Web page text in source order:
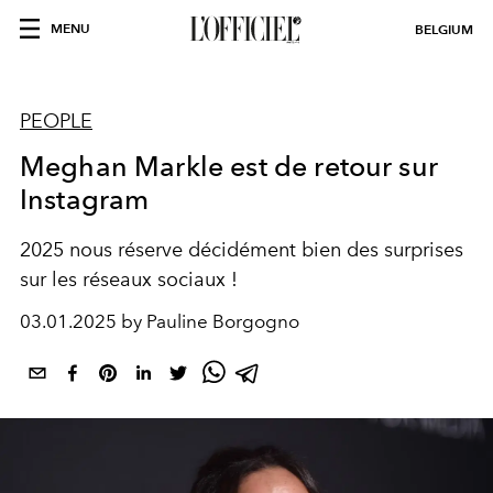
MENU BELGIUM
PEOPLE
Meghan Markle est de retour sur
Instagram
2025 nous réserve décidément bien des surprises
sur les réseaux sociaux !
03.01.2025 by Pauline Borgogno